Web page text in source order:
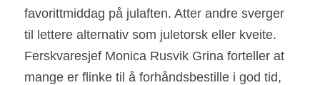
favorittmiddag på julaften. Atter andre sverger
til lettere alternativ som juletorsk eller kveite.
Ferskvaresjef Monica Rusvik Grina forteller at
mange er flinke til å forhåndsbestille i god tid,